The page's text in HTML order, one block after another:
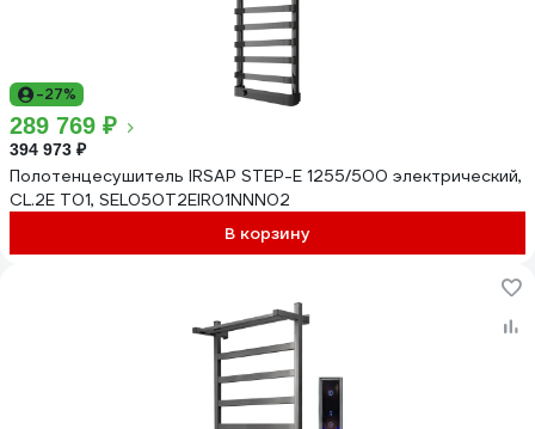
-27%
289 769 ₽
394 973 ₽
Полотенцесушитель IRSAP STEP-E 1255/500 электрический,
CL.2E T01, SEL050T2EIR01NNN02
В корзину